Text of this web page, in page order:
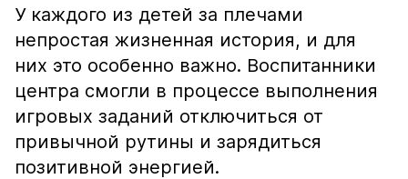
У каждого из детей за плечами
непростая жизненная история, и для
них это особенно важно. Воспитанники
центра смогли в процессе выполнения
игровых заданий отключиться от
привычной рутины и зарядиться
позитивной энергией.